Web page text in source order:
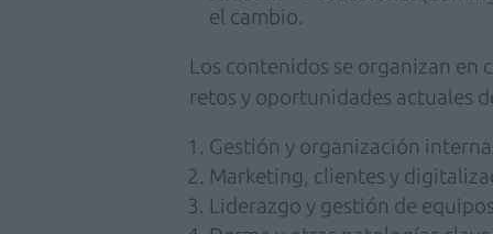
el cambio.
Los contenidos se organizan en
retos y oportunidades actuales
Gestión y organización
Marketing, clientes y
Liderazgo y gestión de